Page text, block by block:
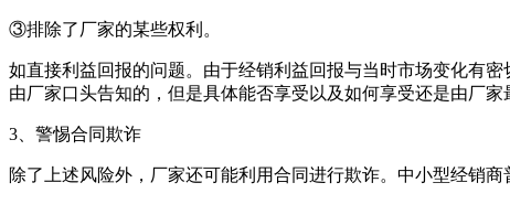
③排除了厂家的某些权利。
如直接利益回报的问题。由于经销利益回报与当时市场变化有
由厂家口头告知的，但是具体能否享受以及如何享受还是由厂家
3、警惕合同欺诈
除了上述风险外，厂家还可能利用合同进行欺诈。中小型经销